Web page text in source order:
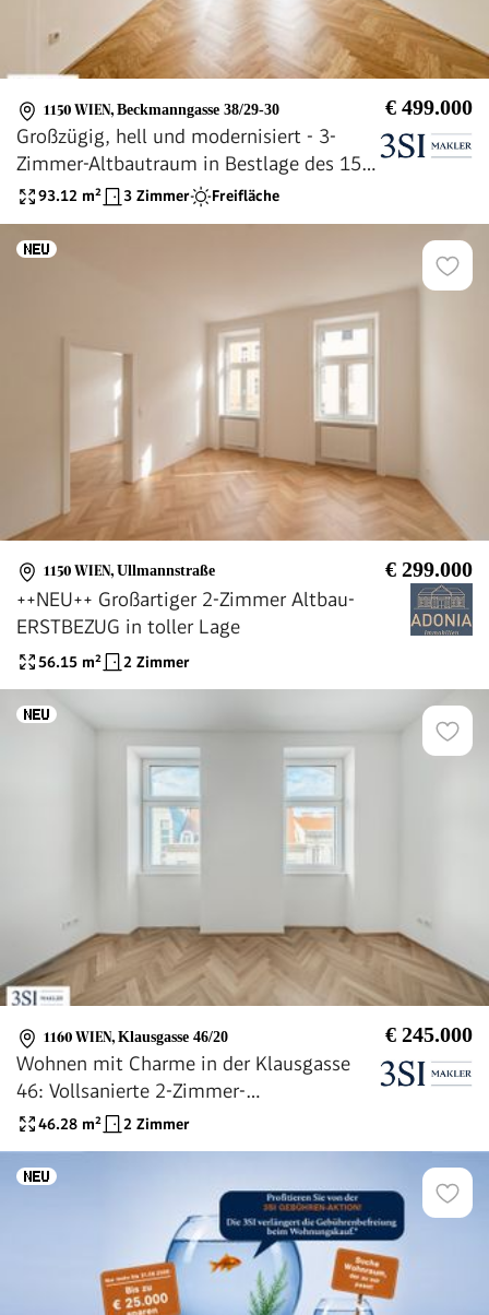
1150 WIEN, Beckmanngasse 38/29-30 € 499.000
Großzügig, hell und modernisiert - 3-
Zimmer-Altbautraum in Bestlage des 15.
Bezirks
93.12 m² 3 Zimmer Freifläche
1150 WIEN, Ullmannstraße € 299.000
++NEU++ Großartiger 2-Zimmer Altbau-
ERSTBEZUG in toller Lage
56.15 m² 2 Zimmer
1160 WIEN, Klausgasse 46/20 € 245.000
Wohnen mit Charme in der Klausgasse
46: Vollsanierte 2-Zimmer-
Altbauwohnung in ruhiger Seitengasse
46.28 m² 2 Zimmer